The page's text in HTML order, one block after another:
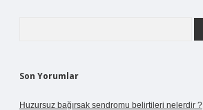
Son Yorumlar
Huzursuz bağırsak sendromu belirtileri nelerdir ?